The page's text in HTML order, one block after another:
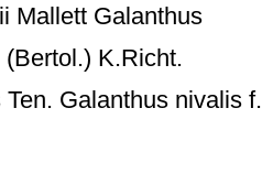
Mallett Galanthus
K.Richt.
Galanthus nivalis f.